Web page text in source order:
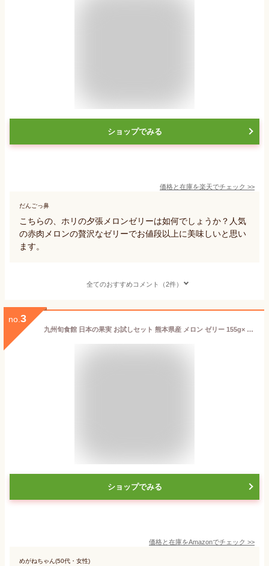
ショップでみる
価格と在庫を楽天でチェック >>
だんごっ鼻
こちらの、ホリの夕張メロンゼリーは如何でしょうか？人気
の赤肉メロンの贅沢なゼリーでお値段以上に美味しいと思い
ます。
全てのおすすめコメント（2件）
no. 3
九州旬食館 日本の果実 お試しセット 熊本県産 メロン ゼリー 155g× 3個 詰め合わせ セット ギフト
ショップでみる
価格と在庫をAmazonでチェック >>
めがねちゃん(50代・女性)